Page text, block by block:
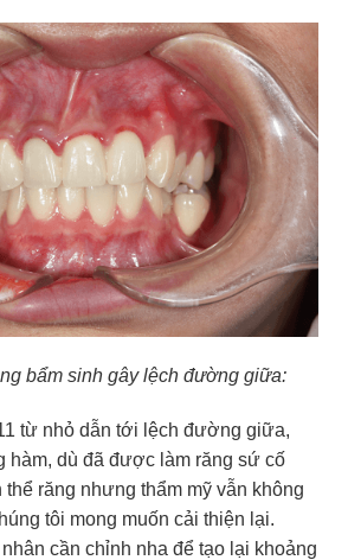
bẩm sinh gây lệch đường giữa:
từ nhỏ dẫn tới lệch đường giữa,
hàm, dù đã được làm răng sứ cố
răng nhưng thẩm mỹ vẫn không
tôi mong muốn cải thiện lại.
cần chỉnh nha để tạo lại khoảng